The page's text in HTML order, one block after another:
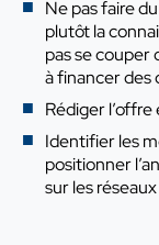
Ne pas faire
plutôt la
pas se couper
à financer des
Rédiger
Identifier les
positionner
sur les